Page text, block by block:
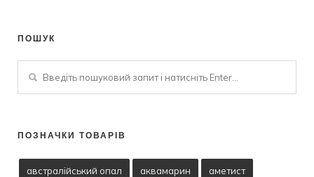
ПОШУК
ПОЗНАЧКИ ТОВАРІВ
австралійський опал аквамарин аметист